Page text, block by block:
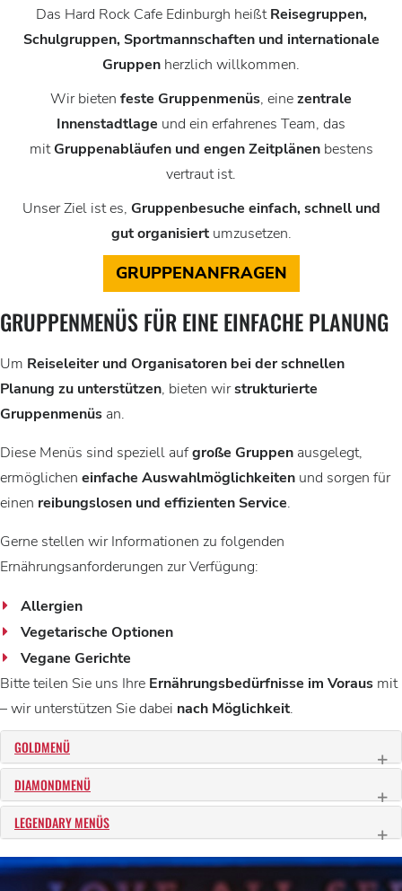
Das Hard Rock Cafe Edinburgh heißtReisegruppen,
Schulgruppen, Sportmannschaften und internationale
Gruppen herzlich willkommen.
Wir bieten feste Gruppenmenüs, einezentrale
Innenstadtlage und ein erfahrenes Team, das
mitGruppenabläufen und engen Zeitplänenbestens
vertraut ist.
Unser Ziel ist es, Gruppenbesuche einfach, schnell und
gut organisiertumzusetzen.
GRUPPENANFRAGEN
GRUPPENMENÜS FÜR EINE EINFACHE PLANUNG
Um Reiseleiter und Organisatoren bei der schnellen
Planung zu unterstützen, bieten wirstrukturierte
Gruppenmenüs an.
Diese Menüs sind speziell aufgroße Gruppen ausgelegt,
ermöglichen einfache Auswahlmöglichkeiten und sorgen für
einen reibungslosen und effizienten Service.
Gerne stellen wir Informationen zu folgenden
Ernährungsanforderungen zur Verfügung:
Allergien
Vegetarische Optionen
Vegane Gerichte
Bitte teilen Sie uns Ihre Ernährungsbedürfnisse im Voraus mit
– wir unterstützen Sie dabei nach Möglichkeit.
GOLDMENÜ
DIAMONDMENÜ
LEGENDARY MENÜS